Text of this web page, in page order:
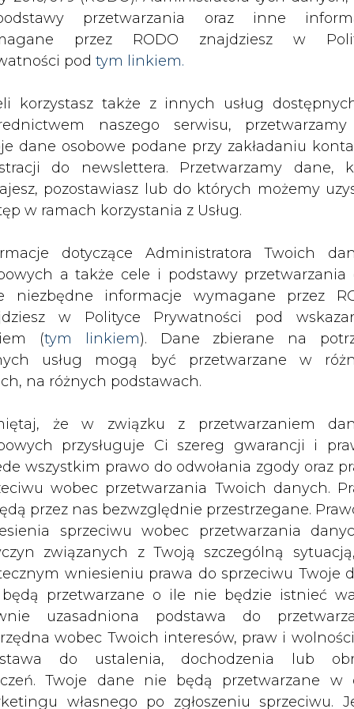
przetwarzania oraz inne
przez RODO znajdziesz w
pod tym linkiem.
korzystasz także z innych usług
naszego serwisu,
dane osobowe podane przy zakładaniu
do newslettera. Przetwarzamy dane,
pozostawiasz lub do których możemy
w ramach korzystania z Usług.
dotyczące Administratora Twoich
a także cele i podstawy przetwarzania
niezbędne informacje wymagane przez
w Polityce Prywatności pod
(tym linkiem). Dane zbierane na
usług mogą być przetwarzane w
na różnych podstawach.
że w związku z przetwarzaniem
przysługuje Ci szereg gwarancji i
wszystkim prawo do odwołania zgody oraz
wobec przetwarzania Twoich danych.
przez nas bezwzględnie przestrzegane.
sprzeciwu wobec przetwarzania
związanych z Twoją szczególną
wniesieniu prawa do sprzeciwu Twoje
przetwarzane o ile nie będzie istnieć
uzasadniona podstawa do
wobec Twoich interesów, praw i
do ustalenia, dochodzenia lub
Twoje dane nie będą przetwarzane w
własnego po zgłoszeniu sprzeciwu.
energią solarną ścigają się na Jezioraku
drukuj skomentuj udostępnij:
ścigają się na
się na najdłuższym jeziorze w
mazurskie). Uczestnicy
dnia 200 kilometrów.
uczestnicy rywalizacji są na wodzie. Pokonują
wyspy w Polsce, każdorazowo przepływając
na wysokości amfiteatru. Pływać
Litwin, prodziekan Wydziału
startują załogi polskie i holenderskie.
czwartek będą korzystne, to uczestnicy
wyposażone w panele fotowoltaiczne i
największy dystans.
są wykonane z materiałów
jednostek, którego masa całkowita wynosi